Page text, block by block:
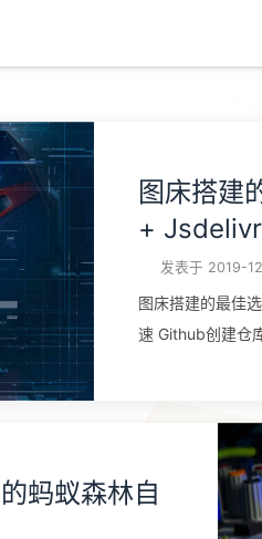
图床搭建
+
发表于 2019-
图床搭建的最佳
速 Github创建仓库点击
的是黑苹果，下
一个标志，右键打开详细窗口 设定
设置成你自己的哈）分支
的路径：img （可以不填我没有填）设定自定义域名：可以不填使
蚂蚁森林自